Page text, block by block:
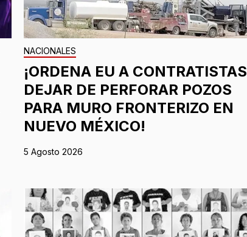
NACIONALES
¡ORDENA EU A CONTRATISTAS
DEJAR DE PERFORAR POZOS
PARA MURO FRONTERIZO EN
NUEVO MÉXICO!
5 Agosto 2026